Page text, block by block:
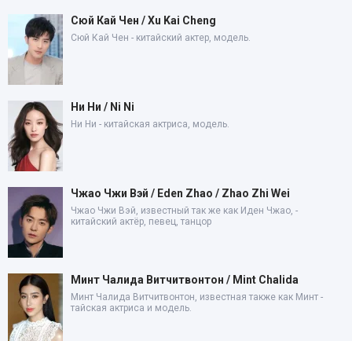
Сюй Кай Чен / Xu Kai Cheng
Сюй Кай Чен - китайский актер, модель.
Ни Ни / Ni Ni
Ни Ни - китайская актриса, модель.
Чжао Чжи Вэй / Eden Zhao / Zhao Zhi Wei
Чжао Чжи Вэй, известный так же как Иден Чжао, -
китайский актёр, певец, танцор
Минт Чалида Витчитвонтон / Mint Chalida
Минт Чалида Витчитвонтон, известная также как Минт -
тайская актриса и модель.